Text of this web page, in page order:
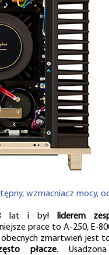
wzmacniacz mocy,
lat i był
liderem
prace to A-250, E-
zmartwień jest
płacze.